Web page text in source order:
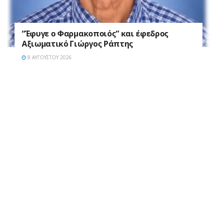
“Έφυγε ο Φαρμακοποιός” και έφεδρος
Αξιωματικό Γιώργος Ράπτης
8 ΑΥΓΟΎΣΤΟΥ 2026